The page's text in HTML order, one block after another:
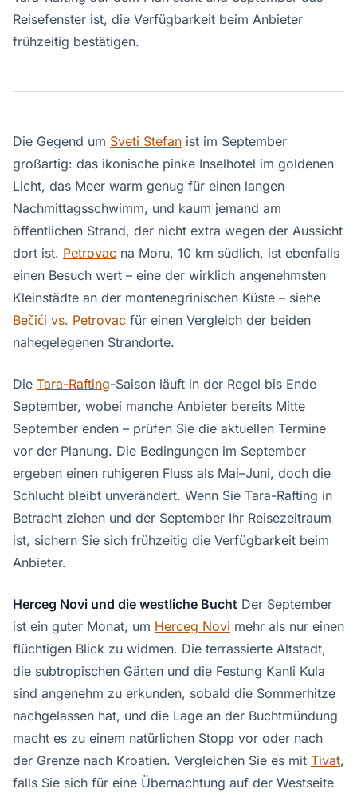
Reisefenster ist, die Verfügbarkeit beim Anbieter
frühzeitig bestätigen.
Die Gegend um Sveti Stefan ist im September
großartig: das ikonische pinke Inselhotel im goldenen
Licht, das Meer warm genug für einen langen
Nachmittagsschwimm, und kaum jemand am
öffentlichen Strand, der nicht extra wegen der Aussicht
dort ist. Petrovac na Moru, 10 km südlich, ist ebenfalls
einen Besuch wert – eine der wirklich angenehmsten
Kleinstädte an der montenegrinischen Küste – siehe
Bečići vs. Petrovac für einen Vergleich der beiden
nahegelegenen Strandorte.
Die Tara-Rafting-Saison läuft in der Regel bis Ende
September, wobei manche Anbieter bereits Mitte
September enden – prüfen Sie die aktuellen Termine
vor der Planung. Die Bedingungen im September
ergeben einen ruhigeren Fluss als Mai–Juni, doch die
Schlucht bleibt unverändert. Wenn Sie Tara-Rafting in
Betracht ziehen und der September Ihr Reisezeitraum
ist, sichern Sie sich frühzeitig die Verfügbarkeit beim
Anbieter.
Herceg Novi und die westliche Bucht Der September
ist ein guter Monat, um Herceg Novi mehr als nur einen
flüchtigen Blick zu widmen. Die terrassierte Altstadt,
die subtropischen Gärten und die Festung Kanli Kula
sind angenehm zu erkunden, sobald die Sommerhitze
nachgelassen hat, und die Lage an der Buchtmündung
macht es zu einem natürlichen Stopp vor oder nach
der Grenze nach Kroatien. Vergleichen Sie es mit Tivat,
falls Sie sich für eine Übernachtung auf der Westseite